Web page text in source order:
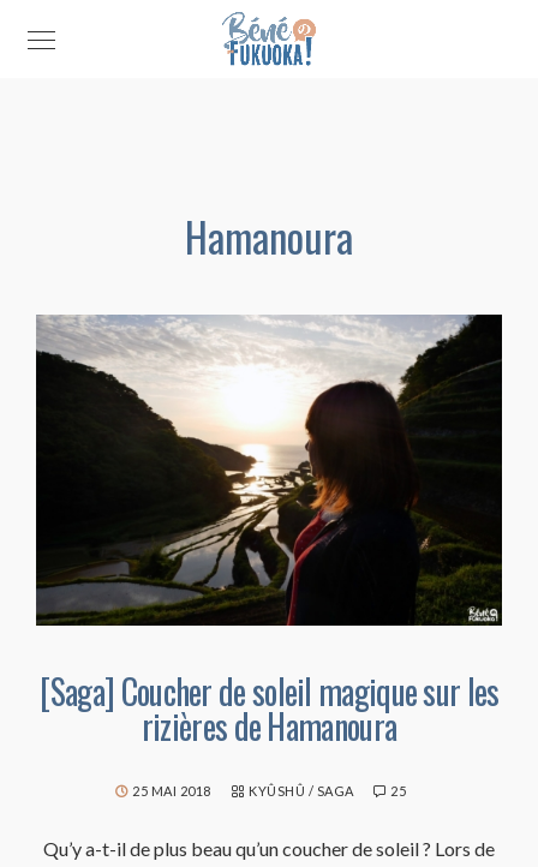
Hamanoura
[Saga] Coucher de soleil magique sur les
rizières de Hamanoura
25 MAI 2018 KYÛSHÛ / SAGA 25
Qu’y a-t-il de plus beau qu’un coucher de soleil ? Lors de